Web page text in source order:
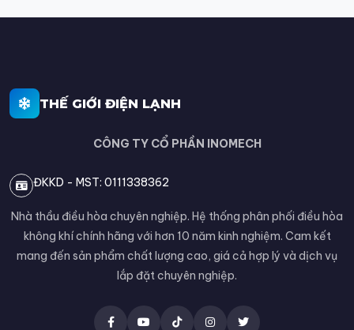
THẾ GIỚI ĐIỆN LẠNH
CÔNG TY CỔ PHẦN INOMECH
ĐKKD - MST: 0111338362
Nhà thầu điều hòa chuyên nghiệp. Hệ thống phân phối điều hòa
không khí chính hãng với hơn 10 năm kinh nghiệm. Cam kết
mang đến sản phẩm chất lượng cao, giá cả hợp lý và dịch vụ
lắp đặt chuyên nghiệp.